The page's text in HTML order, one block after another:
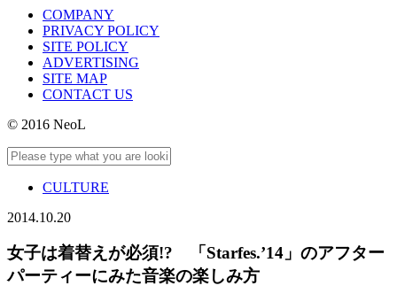
COMPANY
PRIVACY POLICY
SITE POLICY
ADVERTISING
SITE MAP
CONTACT US
© 2016 NeoL
CULTURE
2014.10.20
女子は着替えが必須!? 「Starfes.’14」のアフター
パーティーにみた音楽の楽しみ方